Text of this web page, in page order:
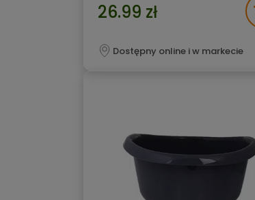
26.99 zł
Dostępny online i w markecie